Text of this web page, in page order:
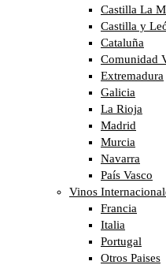
Castilla La
Castilla y
Cataluña
Comunidad
Extremadura
Galicia
La Rioja
Madrid
Murcia
Navarra
País Vasco
Vinos
Francia
Italia
Portugal
Otros Paises